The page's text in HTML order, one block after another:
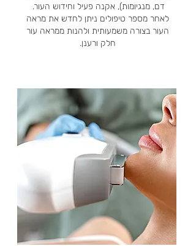
דם, מנגיומות), אקנה פעיל וחידוש העור.
לאחר מספר טיפולים ניתן לחדש את מראה
העור בצורה משמעותית ולהנות ממראה עור
חלק ורענן.